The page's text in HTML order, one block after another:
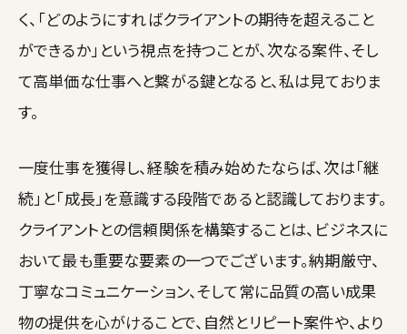
く、「どのようにすればクライアントの期待を超えること
ができるか」という視点を持つことが、次なる案件、そし
て高単価な仕事へと繋がる鍵となると、私は見ておりま
す。
一度仕事を獲得し、経験を積み始めたならば、次は「継
続」と「成長」を意識する段階であると認識しております。
クライアントとの信頼関係を構築することは、ビジネスに
おいて最も重要な要素の一つでございます。納期厳守、
丁寧なコミュニケーション、そして常に品質の高い成果
物の提供を心がけることで、自然とリピート案件や、より